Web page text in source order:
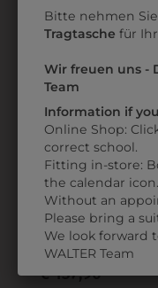
35462
SNEAKER
SPOCK
€ 137,90
Bitte nehmen
Tragtasche für
Wir freuen uns -
Team
Information if you
Online Shop:
correct school.
Fitting in-store:
the calendar icon.
Without an
Please bring a
We look forward
WALTER Team